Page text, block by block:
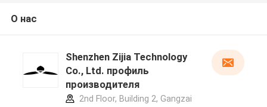
О нас
Shenzhen Zijia Technology
Co., Ltd. профиль
производителя
2nd Floor, Building 2, Gangzai